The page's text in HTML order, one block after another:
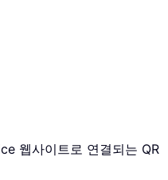
웹사이트로 연결되는 QR